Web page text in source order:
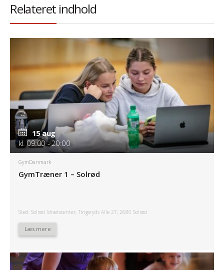
Relateret indhold
15 aug
kl. 09:00 - 20:00
GymDanmark
GymTræner 1 – Solrød
Sted: Solrød Idrætscenter, Tingsryds Alle 27, 2680 Solrød
Læs mere